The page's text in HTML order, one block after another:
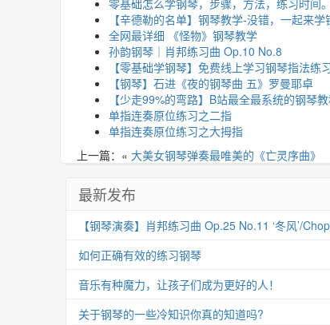
【辛德勒的名单】钢琴教学-没错，一起来学
全网最详细 《怪物》钢琴教学
孙韵钢琴｜肖邦练习曲 Op.10 No.8
【零基础学钢琴】免费线上学习钢琴指法
【钢琴】石进《夜的钢琴曲 五》罗曼耶卓
【少走99%的弯路】B站最全最系统的钢琴
单指连奏原位练习之二指
单指连奏原位练习之大拇指
上一篇：« 大美女钢琴弹奏最唯美的《亡灵序曲》
最新发布
【钢琴演奏】肖邦练习曲 Op.25 No.11 ‘冬风’/
如何正确有效的练习钢琴
音乐有种魔力，让孩子们成为更好的人！
关于钢琴的一些冷知识你真的知道吗?